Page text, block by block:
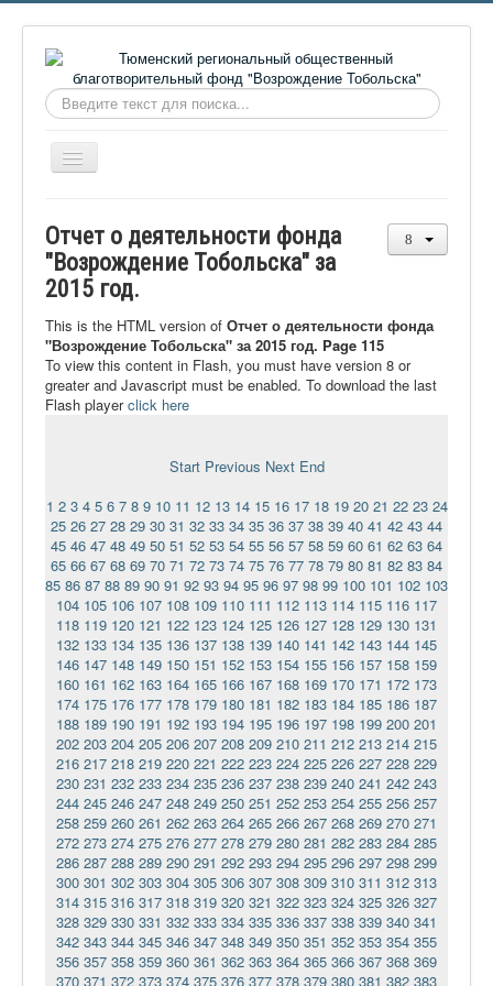
Искать...
Включить/
выключить
О фонде
Онлайн библиотека
Видеоматериалы
Контакты
Сайт проекта Достоевский
Отчет о деятельности фонда
"Возрождение Тобольска" за
2015 год.
This is the HTML version of Отчет о деятельности фонда
"Возрождение Тобольска" за 2015 год. Page 115
To view this content in Flash, you must have version 8 or
greater and Javascript must be enabled. To download the last
Flash playerclick here
Start Previous Next End
1 2 3 4 5 6 7 8 9 10 11 12 13 14 15 16 17 18 19 20 21 22 23 24
25 26 27 28 29 30 31 32 33 34 35 36 37 38 39 40 41 42 43 44
45 46 47 48 49 50 51 52 53 54 55 56 57 58 59 60 61 62 63 64
65 66 67 68 69 70 71 72 73 74 75 76 77 78 79 80 81 82 83 84
85 86 87 88 89 90 91 92 93 94 95 96 97 98 99 100 101 102 103
104 105 106 107 108 109 110 111 112 113 114 115 116 117
118 119 120 121 122 123 124 125 126 127 128 129 130 131
132 133 134 135 136 137 138 139 140 141 142 143 144 145
146 147 148 149 150 151 152 153 154 155 156 157 158 159
160 161 162 163 164 165 166 167 168 169 170 171 172 173
174 175 176 177 178 179 180 181 182 183 184 185 186 187
188 189 190 191 192 193 194 195 196 197 198 199 200 201
202 203 204 205 206 207 208 209 210 211 212 213 214 215
216 217 218 219 220 221 222 223 224 225 226 227 228 229
230 231 232 233 234 235 236 237 238 239 240 241 242 243
244 245 246 247 248 249 250 251 252 253 254 255 256 257
258 259 260 261 262 263 264 265 266 267 268 269 270 271
272 273 274 275 276 277 278 279 280 281 282 283 284 285
286 287 288 289 290 291 292 293 294 295 296 297 298 299
300 301 302 303 304 305 306 307 308 309 310 311 312 313
314 315 316 317 318 319 320 321 322 323 324 325 326 327
328 329 330 331 332 333 334 335 336 337 338 339 340 341
342 343 344 345 346 347 348 349 350 351 352 353 354 355
356 357 358 359 360 361 362 363 364 365 366 367 368 369
370 371 372 373 374 375 376 377 378 379 380 381 382 383